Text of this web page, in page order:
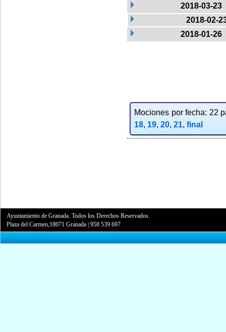
2018-03-23
2018-02-
2018-01-26
Mociones por fecha: 22
18, 19, 20, 21, final
Ayuntamiento de Granada. Todos los Derechos Reservados.
Plaza del Carmen,18071 Granada |958 539 697